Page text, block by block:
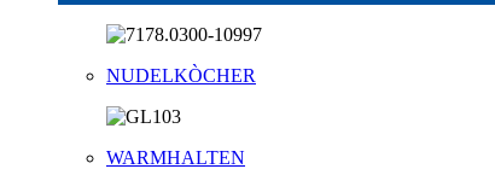
NUDELKÒCHER
WARMHALTEN